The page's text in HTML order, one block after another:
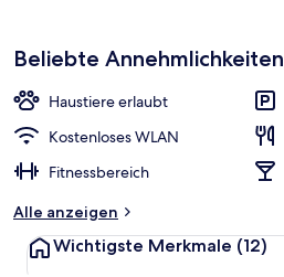
Beliebte Annehmlichkeiten
Haustiere erlaubt
Kostenloses WLAN
Fitnessbereich
Alle anzeigen
Wichtigste Merkmale (12)